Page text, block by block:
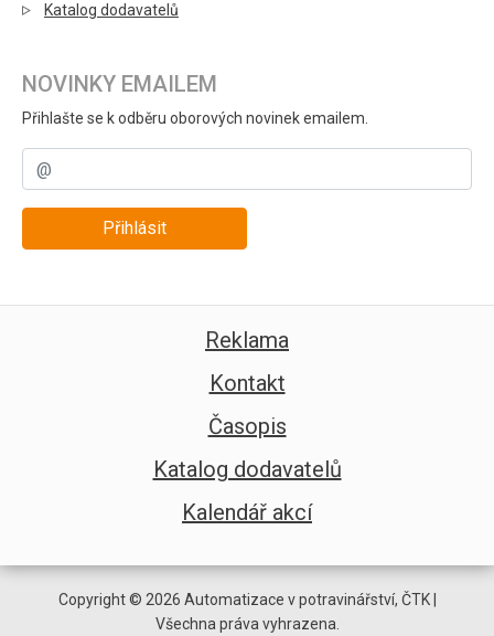
Katalog dodavatelů
NOVINKY EMAILEM
Přihlašte se k odběru oborových novinek emailem.
Přihlásit
Reklama
Kontakt
Časopis
Katalog dodavatelů
Kalendář akcí
Copyright © 2026 Automatizace v potravinářství, ČTK |
Všechna práva vyhrazena.